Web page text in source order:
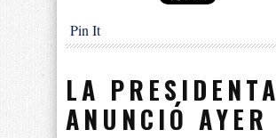
Pin It
LA PRESIDENTA
ANUNCIÓ AYER